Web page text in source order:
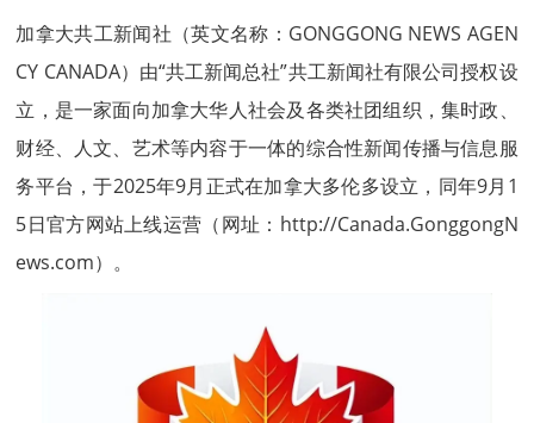
加拿大共工新闻社（英文名称：GONGGONG NEWS AGEN
CY CANADA）由“共工新闻总社”共工新闻社有限公司授权设
立，是一家面向加拿大华人社会及各类社团组织，集时政、
财经、人文、艺术等内容于一体的综合性新闻传播与信息服
务平台，于2025年9月正式在加拿大多伦多设立，同年9月1
5日官方网站上线运营（网址：http://Canada.GonggongN
ews.com）。